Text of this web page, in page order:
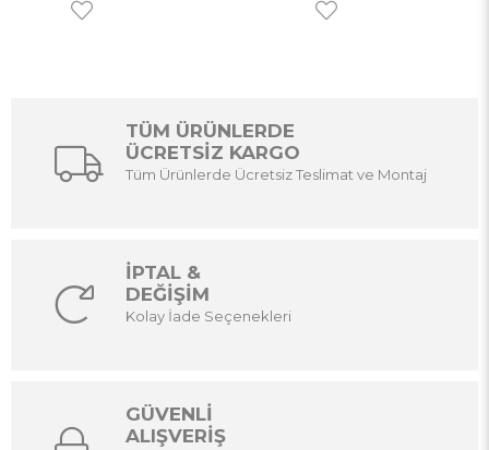
TÜM ÜRÜNLERDE
ÜCRETSİZ KARGO
Tüm Ürünlerde Ücretsiz Teslimat ve Montaj
İPTAL &
DEĞİŞİM
Kolay İade Seçenekleri
GÜVENLİ
ALIŞVERİŞ